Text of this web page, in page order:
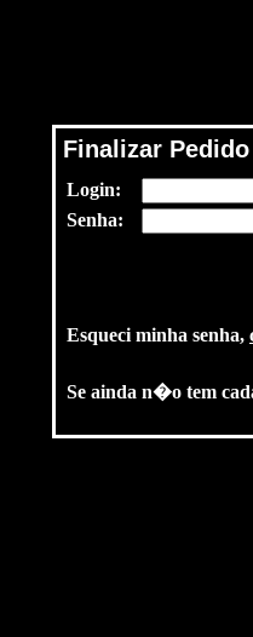
Finalizar Pedido
Login:
Senha:
Esqueci minha senha,
Se ainda n�o tem